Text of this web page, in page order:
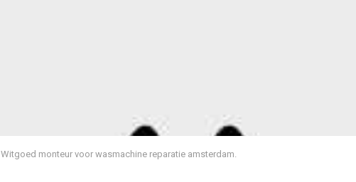
Witgoed monteur voor wasmachine reparatie amsterdam.